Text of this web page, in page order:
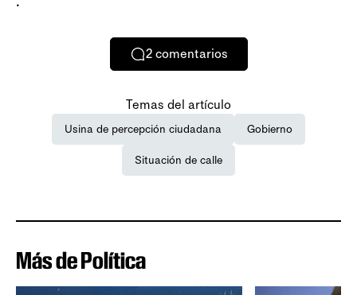
2 comentarios
Temas del artículo
Usina de percepción ciudadana Gobierno
Situación de calle
Más de Política